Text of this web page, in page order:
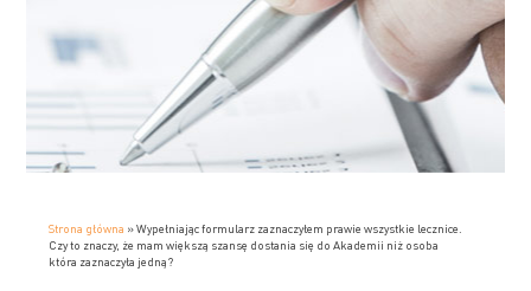
Strona główna »Wypełniając formularz zaznaczyłem prawie wszystkie lecznice.
Czy to znaczy, że mam większą szansę dostania się do Akademii niż osoba
która zaznaczyła jedną?